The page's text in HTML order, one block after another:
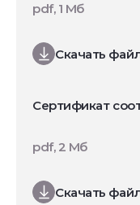
Скачать
pdf, 1 Мб
Сертификат
Скачать
pdf, 2 Мб